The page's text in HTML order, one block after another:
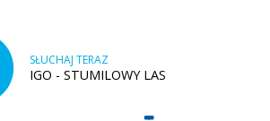
SŁUCHAJ TERAZ
IGO - STUMILOWY LAS